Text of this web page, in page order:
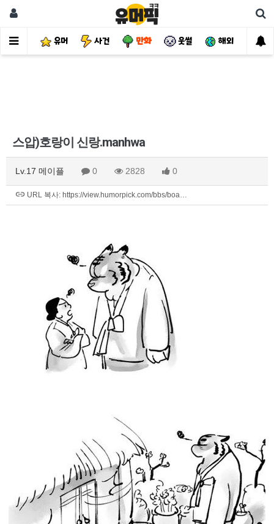
유머 사건 만화 웃썰 해외 핫
스압)호랑이 신랑.manhwa
Lv.17 메이플 0 2828 0
URL 복사: https://view.humorpick.com/bbs/boa…